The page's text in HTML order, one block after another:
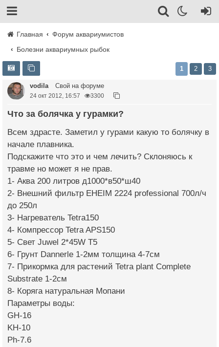
Главная
Форум аквариумистов
Болезни аквариумных рыбок
1 2 3
vodila Свой на форуме
24 окт 2012, 16:57 3300
Что за болячка у гурамки?
Всем здрасте. Заметил у гурами какую то болячку в
начале плавника.
Подскажите что это и чем лечить? Склоняюсь к
травме но может я не прав.
1- Аква 200 литров д1000*в50*ш40
2- Внешний фильтр EHEIM 2224 professional 700л/ч
до 250л
3- Нагреватель Tetra150
4- Компрессор Tetra APS150
5- Свет Juwel 2*45W T5
6- Грунт Dannerle 1-2мм толщина 4-7см
7- Прикормка для растений Tetra plant Complete
Substrate 1-2см
8- Коряга натуральная Мопани
Параметры воды:
GH-16
KH-10
Ph-7.6